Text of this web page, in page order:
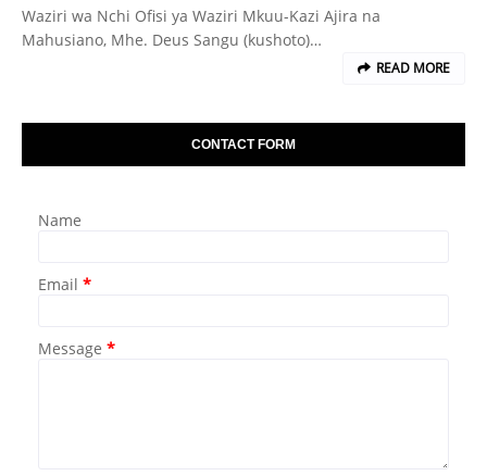
Waziri wa Nchi Ofisi ya Waziri Mkuu-Kazi Ajira na
Mahusiano, Mhe. Deus Sangu (kushoto)…
READ MORE
CONTACT FORM
Name
Email *
Message *